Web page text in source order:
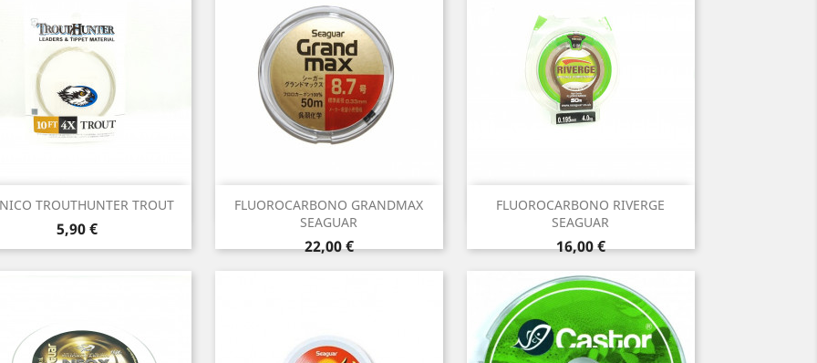
TROUTHUNTER TROUT
Precio
5,90 €
Vista rápida
FLUOROCARBONO GRANDMAX
SEAGUAR
Precio
22,00 €
Vista rápida
FLUOROCARBONO RIVERGE
SEAGUAR
Precio
16,00 €
Vista rápida